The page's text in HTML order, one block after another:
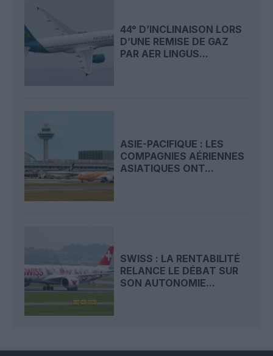
44° D’INCLINAISON LORS
D’UNE REMISE DE GAZ
PAR AER LINGUS...
ASIE-PACIFIQUE : LES
COMPAGNIES AÉRIENNES
ASIATIQUES ONT...
SWISS : LA RENTABILITÉ
RELANCE LE DÉBAT SUR
SON AUTONOMIE...